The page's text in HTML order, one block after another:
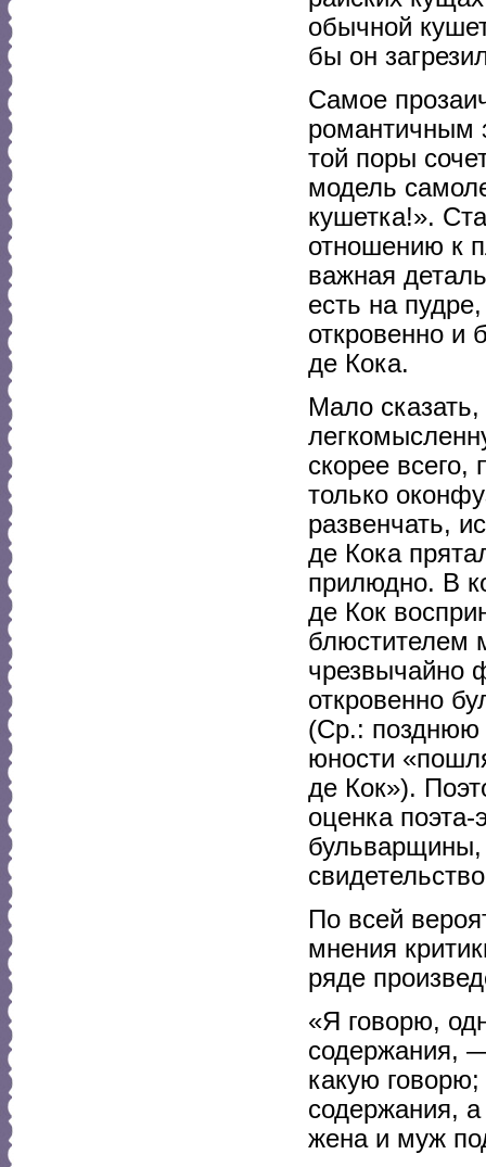
обычной
бы он
Самое
романтичным
той поры
модель
кушетка!».
отношению к
важная
есть на
откровенно и
де Кока.
Мало
скорее
только
развенчать,
де Кока
прилюдно. В
де Кок
блюстителем
чрезвычайно
откровенно
(Ср.: позднюю
юности
де Кок»).
оценка
бульварщины,
По всей
мнения
ряде
«Я говорю,
содержания,
какую
содержания,
жена и муж